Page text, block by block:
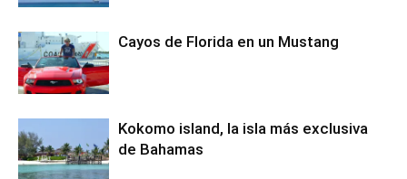
Cayos de Florida en un Mustang
Kokomo island, la isla más exclusiva
de Bahamas